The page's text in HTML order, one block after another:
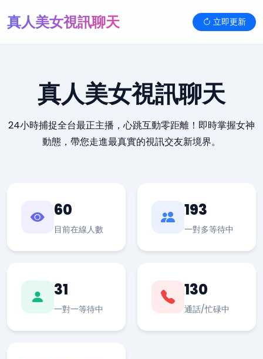
真人美女視訊聊天 立即更新
真人美女視訊聊天
24小時捕捉全台最正主播，心跳互動零距離！即時掌握女神
動態，帶您走進最真實的視訊交友新境界。
60
目前在線人數
193
一對多等待中
31
一對一等待中
130
通話/忙碌中